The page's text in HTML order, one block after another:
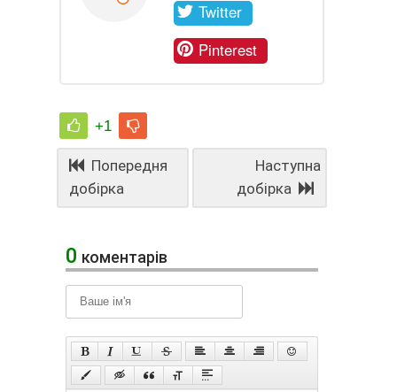
Twitter
Pinterest
+1
Попередня
добірка
Наступна
добірка
0 коментарів